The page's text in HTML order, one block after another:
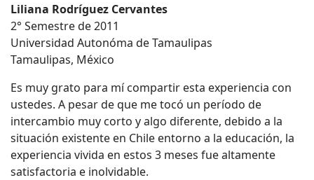
Liliana Rodríguez Cervantes
2° Semestre de 2011
Universidad Autonóma de Tamaulipas
Tamaulipas, México
Es muy grato para mí compartir esta experiencia con
ustedes. A pesar de que me tocó un período de
intercambio muy corto y algo diferente, debido a la
situación existente en Chile entorno a la educación, la
experiencia vivida en estos 3 meses fue altamente
satisfactoria e inolvidable.